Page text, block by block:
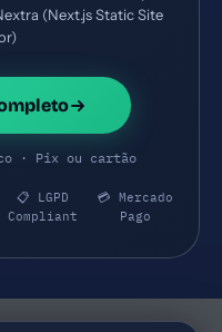
(Next.js Static Site
· Pix ou cartão
📋 LGPD
Compliant
💳 Mercado
Pago